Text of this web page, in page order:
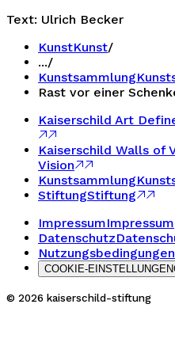
Text: Ulrich Becker
KunstKunst/
.../
Kunstsammlung
Rast vor einer
Kaiserschild Art
Kaiserschild Walls of
Vision
Kunstsammlung
StiftungStiftung
ImpressumImpressum
Datenschutz
Nutzungsbedingungen
COOKIE-EINSTELLUNGEN
© 2026 kaiserschild-stiftung